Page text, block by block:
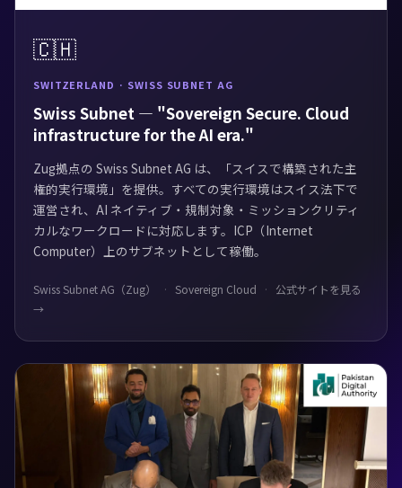
🇨🇭
SWITZERLAND · SWISS SUBNET AG
Swiss Subnet — "Sovereign Secure. Cloud
infrastructure for the AI era."
Zug拠点の Swiss Subnet AG は、「スイスで構築された主
権的実行環境」を提供。すべての実行環境はスイス法下で
運営され、AI ネイティブ・規制対象・ミッションクリティ
カルなワークロードに対応します。ICP（Internet
Computer）上のサブネットとして稼働。
Swiss Subnet AG（Zug） Sovereign Cloud
公式サイトを見る
→